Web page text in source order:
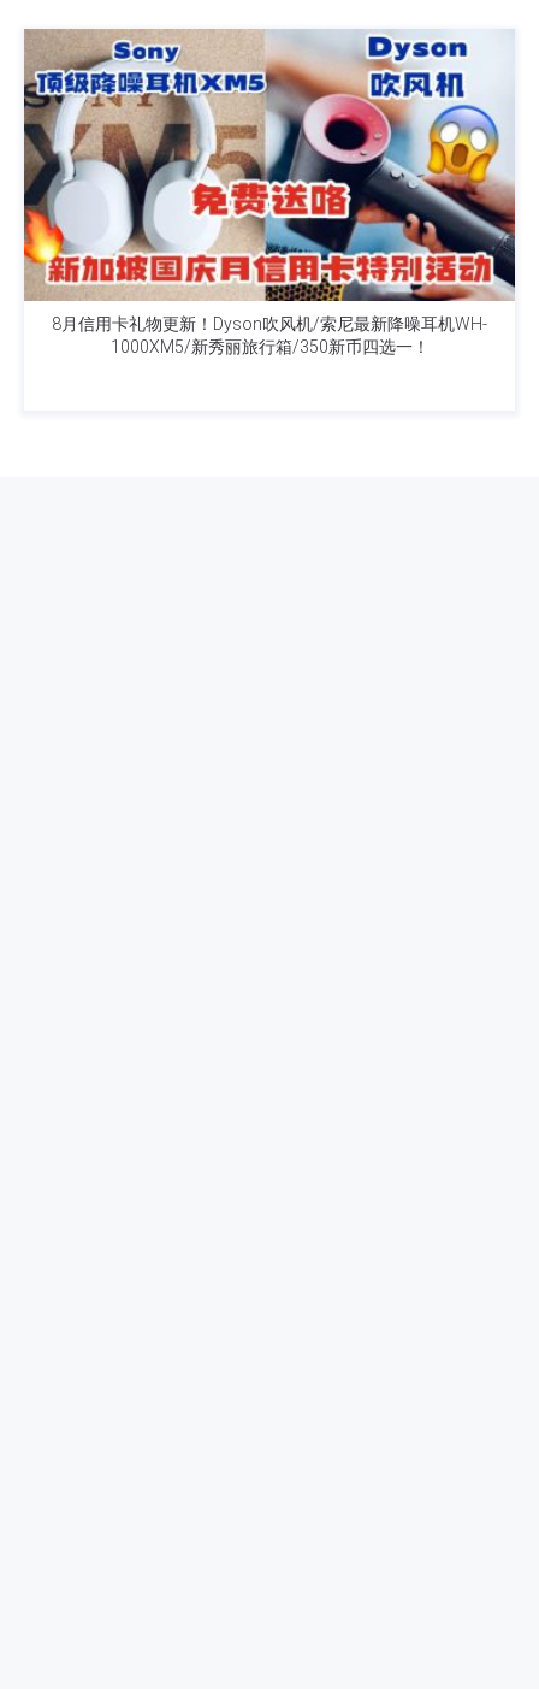
8月信用卡礼物更新！Dyson吹风机/索尼最新降噪耳机WH-
1000XM5/新秀丽旅行箱/350新币四选一！